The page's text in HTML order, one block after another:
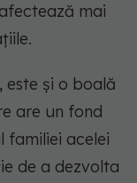
mai
este și o boală
are un fond
familiei acelei
de a dezvolta